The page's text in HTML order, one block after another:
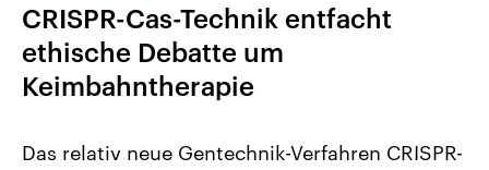
CRISPR-Cas-Technik entfacht
ethische Debatte um
Keimbahntherapie
Das relativ neue Gentechnik-Verfahren CRISPR-